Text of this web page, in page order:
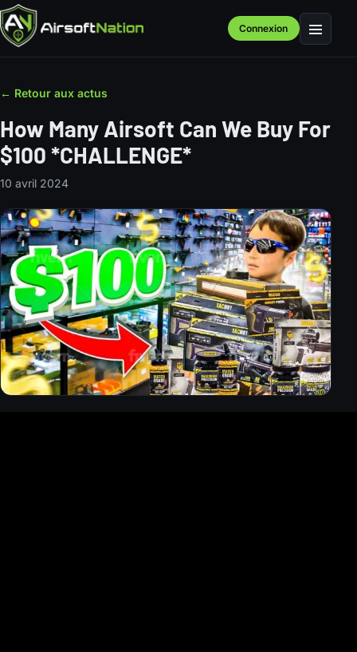
Connexion Menu
← Retour aux actus
How Many Airsoft Can We Buy For
$100 *CHALLENGE*
10 avril 2024